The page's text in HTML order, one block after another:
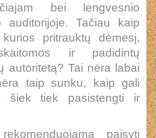
bei lengvesnio
auditorijoje. Tačiau kaip
pritrauktų dėmesį,
ir padidintų
autoritetą? Tai nėra labai
taip sunku, kaip gali
šiek tiek pasistengti ir
paisyti